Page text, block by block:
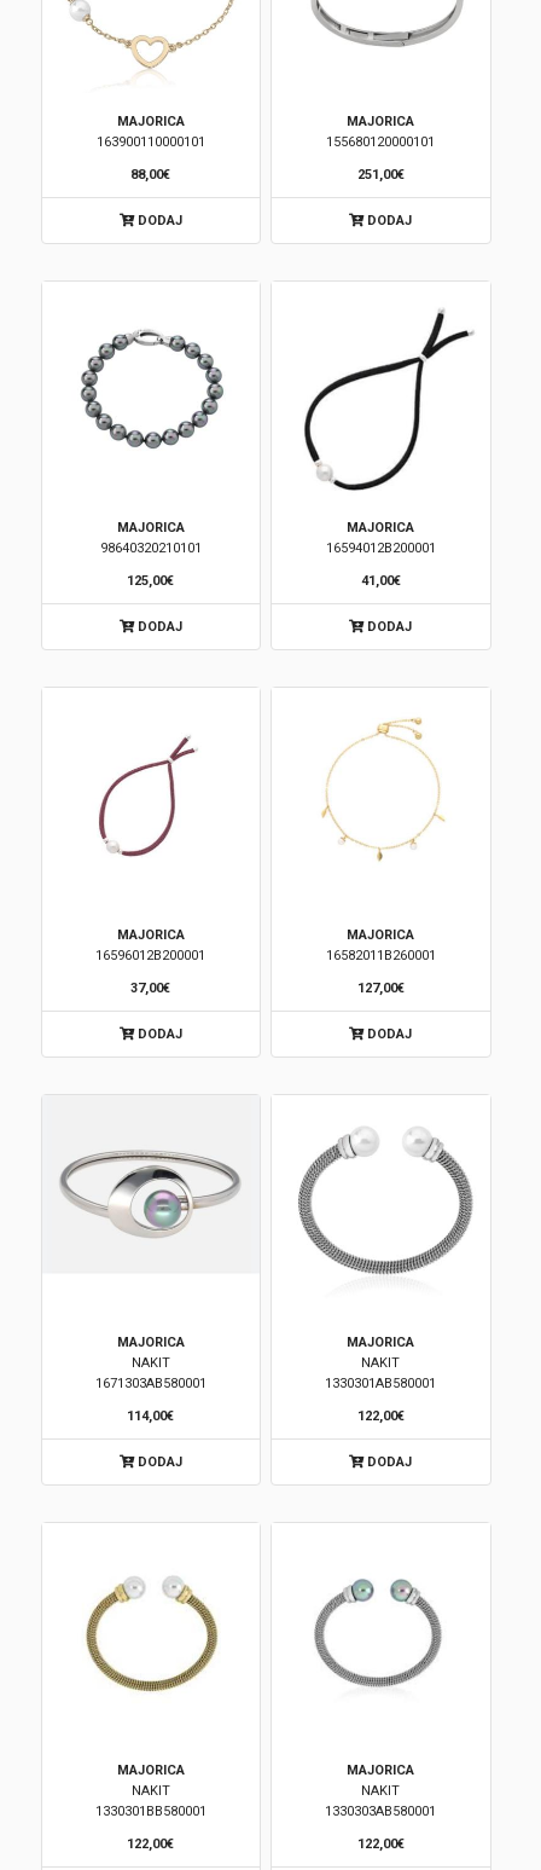
Outlet
Registracija
MAJORICA
163900110000101
88,00€
DODAJ
MAJORICA
155680120000101
251,00€
DODAJ
MAJORICA
98640320210101
125,00€
DODAJ
MAJORICA
16594012B200001
41,00€
DODAJ
MAJORICA
16596012B200001
37,00€
DODAJ
MAJORICA
16582011B260001
127,00€
DODAJ
MAJORICA
NAKIT
1671303AB580001
114,00€
DODAJ
MAJORICA
NAKIT
1330301AB580001
122,00€
DODAJ
MAJORICA
NAKIT
1330301BB580001
122,00€
MAJORICA
NAKIT
1330303AB580001
122,00€